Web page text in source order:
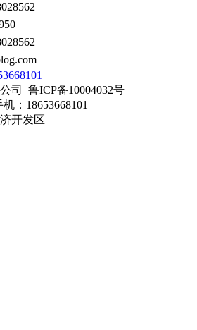
司 鲁ICP备10004032号
：18653668101
开发区